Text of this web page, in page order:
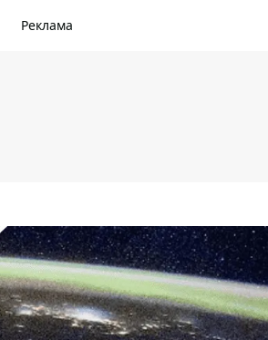
Реклама